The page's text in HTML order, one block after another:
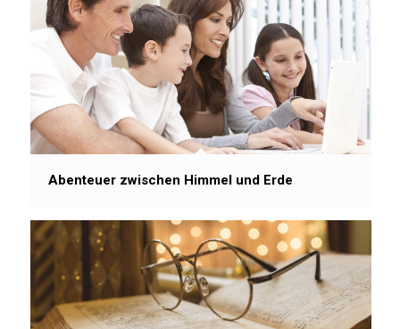
Abenteuer zwischen Himmel und Erde